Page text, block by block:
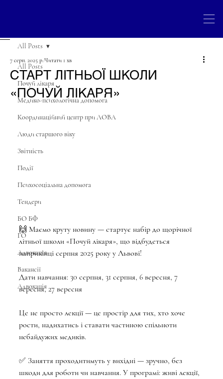
All Posts
Почуй лікаря
Медико-психологічна допомога
Координаційний центр при ЛОВА
Люди старшого віку
Звітність
Події
Психосоціальна допомога
Тендери
БО БФ
ГО
Адвокація
Вакансії
Адвокація
All Posts
СТАРТ ЛІТНЬОЇ ШКОЛИ
«ПОЧУЙ ЛІКАРЯ»
7 серп. 2025 р. Читати 1 хв
🙌 Маємо круту новину — стартує набір до щорічної
літньої школи «Почуй лікаря», що відбудеться
наприкінці серпня 2025 року у Львові!
Дати навчання: 30 серпня, 31 серпня, 6 вересня, 7
вересня, 27 вересня
Це не просто лекції — це простір для тих, хто хоче
рости, надихатись і ставати частиною спільноти
небайдужих медиків.
✅ Заняття проходитимуть у вихідні — зручно, без
шкоди для роботи чи навчання. У програмі: живі лекції,